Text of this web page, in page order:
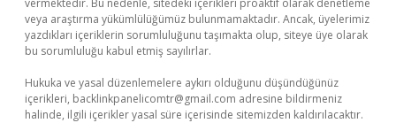
vermektedir. Bu nedenle, sitedeki içerikleri proaktif olarak denetleme
veya araştırma yükümlülüğümüz bulunmamaktadır. Ancak, üyelerimiz
yazdıkları içeriklerin sorumluluğunu taşımakta olup, siteye üye olarak
bu sorumluluğu kabul etmiş sayılırlar.
Hukuka ve yasal düzenlemelere aykırı olduğunu düşündüğünüz
içerikleri, backlinkpanelicomtr@gmail.com adresine bildirmeniz
halinde, ilgili içerikler yasal süre içerisinde sitemizden kaldırılacaktır.